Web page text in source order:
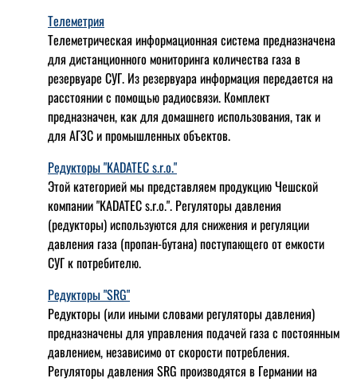
Телеметрия
Телеметрическая информационная система предназначена
для дистанционного мониторинга количества газа в
резервуаре СУГ. Из резервуара информация передается на
расстоянии с помощью радиосвязи. Комплект
предназначен, как для домашнего использования, так и
для АГЗС и промышленных объектов.
Редукторы "KADATEC s.r.o."
Этой категорией мы представляем продукцию Чешской
компании "KADATEC s.r.o.". Регуляторы давления
(редукторы) используются для снижения и регуляции
давления газа (пропан-бутана) поступающего от емкости
СУГ к потребителю.
Редукторы "SRG"
Редукторы (или иными словами регуляторы давления)
предназначены для управления подачей газа с постоянным
давлением, независимо от скорости потребления.
Регуляторы давления SRG производятся в Германии на